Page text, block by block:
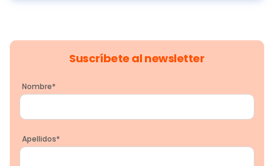
Suscríbete al newsletter
Nombre*
Apellidos*